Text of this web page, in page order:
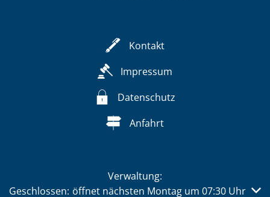
Kontakt
Impressum
Datenschutz
Anfahrt
Verwaltung:
Klicken, um weitere Öffnungs- oder Schließzeiten
Geschlossen: öffnet nächsten Montag um 07:30 Uhr